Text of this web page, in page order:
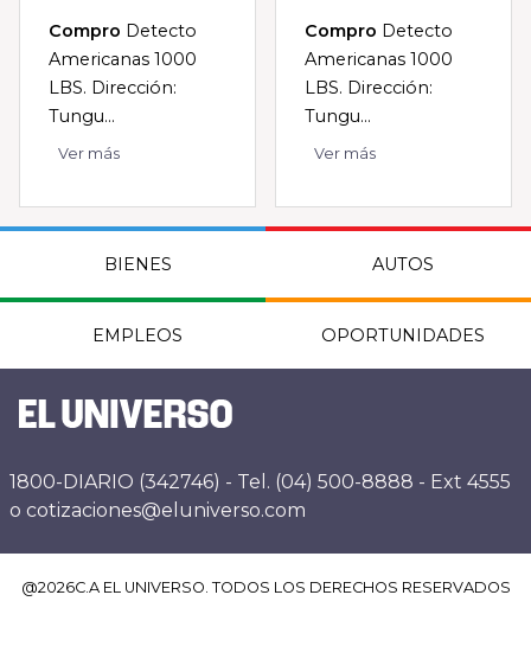
Compro Detecto
Americanas 1000
LBS. Dirección:
Tungu...
Ver más
Compro Detecto
Americanas 1000
LBS. Dirección:
Tungu...
Ver más
BIENES AUTOS
EMPLEOS OPORTUNIDADES
1800-DIARIO (342746) - Tel. (04) 500-8888 - Ext 4555
o cotizaciones@eluniverso.com
@2026C.A EL UNIVERSO. TODOS LOS DERECHOS RESERVADOS